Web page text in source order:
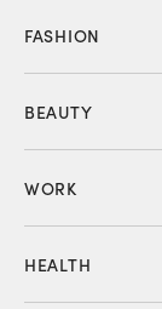
FASHION
BEAUTY
WORK
HEALTH